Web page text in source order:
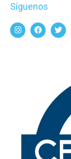
Síguenos